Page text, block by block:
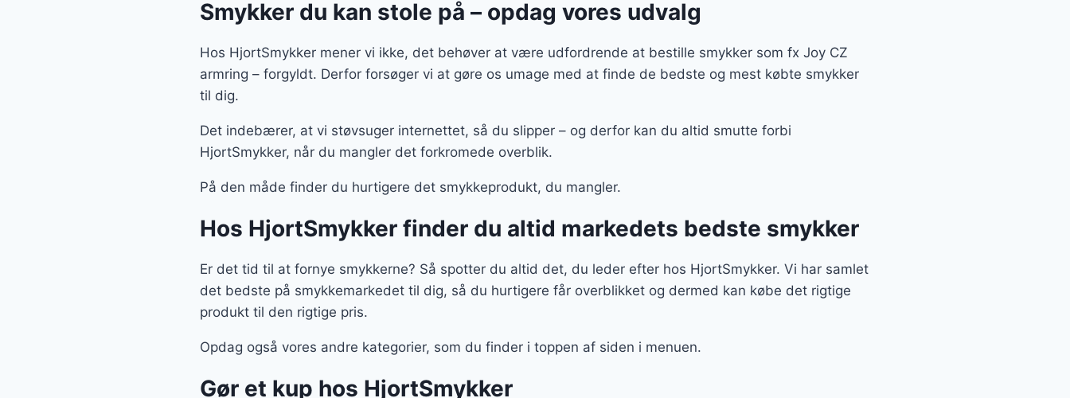
Smykker du kan stole på – opdag vores udvalg
Hos HjortSmykker mener vi ikke, det behøver at være udfordrende at bestille smykker som fx Joy CZ
armring – forgyldt. Derfor forsøger vi at gøre os umage med at finde de bedste og mest købte smykker
til dig.
Det indebærer, at vi støvsuger internettet, så du slipper – og derfor kan du altid smutte forbi
HjortSmykker, når du mangler det forkromede overblik.
På den måde finder du hurtigere det smykkeprodukt, du mangler.
Hos HjortSmykker finder du altid markedets bedste smykker
Er det tid til at fornye smykkerne? Så spotter du altid det, du leder efter hos HjortSmykker. Vi har samlet
det bedste på smykkemarkedet til dig, så du hurtigere får overblikket og dermed kan købe det rigtige
produkt til den rigtige pris.
Opdag også vores andre kategorier, som du finder i toppen af siden i menuen.
Gør et kup hos HjortSmykker